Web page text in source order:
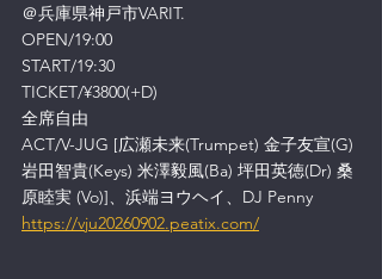
＠兵庫県神戸市VARIT.
OPEN/19:00
START/19:30
TICKET/¥3800(+D)
全席自由
ACT/V-JUG [広瀬未来(Trumpet) 金子友宣(G)
岩田智貴(Keys) 米澤毅風(Ba) 坪田英徳(Dr) 桑
原睦実 (Vo)]、浜端ヨウヘイ、DJ Penny
https://vju20260902.peatix.com/